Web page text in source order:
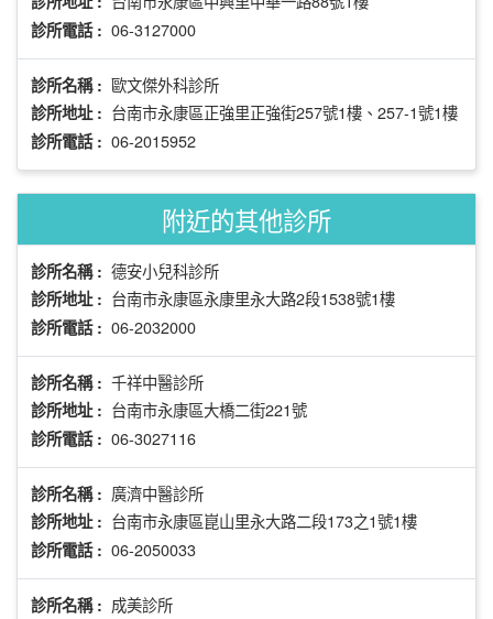
診所電話 : 06-3127000
診所名稱 : 歐文傑外科診所
診所地址 : 台南市永康區正強里正強街257號1樓、257-1號1樓
診所電話 : 06-2015952
附近的其他診所
診所名稱 : 德安小兒科診所
診所地址 : 台南市永康區永康里永大路2段1538號1樓
診所電話 : 06-2032000
診所名稱 : 千祥中醫診所
診所地址 : 台南市永康區大橋二街221號
診所電話 : 06-3027116
診所名稱 : 廣濟中醫診所
診所地址 : 台南市永康區崑山里永大路二段173之1號1樓
診所電話 : 06-2050033
診所名稱 : 成美診所